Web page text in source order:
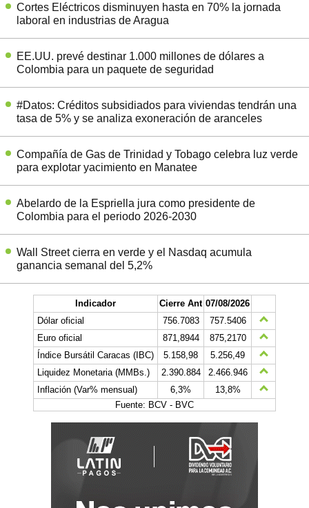
Cortes Eléctricos disminuyen hasta en 70% la jornada
laboral en industrias de Aragua
EE.UU. prevé destinar 1.000 millones de dólares a
Colombia para un paquete de seguridad
#Datos: Créditos subsidiados para viviendas tendrán una
tasa de 5% y se analiza exoneración de aranceles
Compañía de Gas de Trinidad y Tobago celebra luz verde
para explotar yacimiento en Manatee
Abelardo de la Espriella jura como presidente de
Colombia para el periodo 2026-2030
Wall Street cierra en verde y el Nasdaq acumula
ganancia semanal del 5,2%
Indicador Cierre Ant 07/08/2026
Dólar oficial
756.7083
757.5406
Euro oficial
871,8944
875,2170
Índice Bursátil Caracas (IBC)
5.158,98
5.256,49
Liquidez Monetaria (MMBs.)
2.390.884
2.466.946
Inflación (Var% mensual)
6,3%
13,8%
Fuente: BCV - BVC